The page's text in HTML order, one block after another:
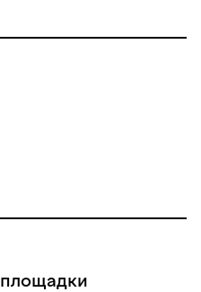
площадки